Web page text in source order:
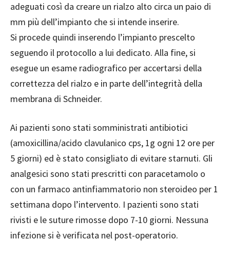
adeguati così da creare un rialzo alto circa un paio di
mm più dell’impianto che si intende inserire.
Si procede quindi inserendo l’impianto prescelto
seguendo il protocollo a lui dedicato. Alla fine, si
esegue un esame radiografico per accertarsi della
correttezza del rialzo e in parte dell’integrità della
membrana di Schneider.
Ai pazienti sono stati somministrati antibiotici
(amoxicillina/acido clavulanico cps, 1g ogni 12 ore per
5 giorni) ed è stato consigliato di evitare starnuti. Gli
analgesici sono stati prescritti con paracetamolo o
con un farmaco antinfiammatorio non steroideo per 1
settimana dopo l’intervento. I pazienti sono stati
rivisti e le suture rimosse dopo 7-10 giorni. Nessuna
infezione si è verificata nel post-operatorio.